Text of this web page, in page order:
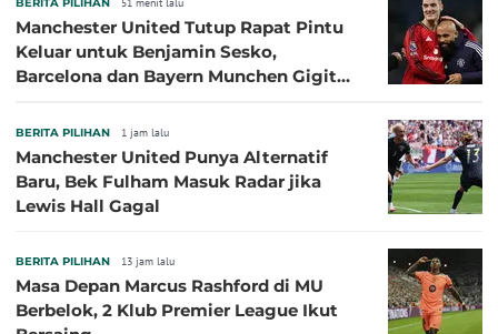
BERITA PILIHAN 51 menit lalu
Manchester United Tutup Rapat Pintu
Keluar untuk Benjamin Sesko,
Barcelona dan Bayern Munchen Gigit
BERITA PILIHAN 1 jam lalu
Manchester United Punya Alternatif
Baru, Bek Fulham Masuk Radar jika
Lewis Hall Gagal
BERITA PILIHAN 13 jam lalu
Masa Depan Marcus Rashford di MU
Berbelok, 2 Klub Premier League Ikut